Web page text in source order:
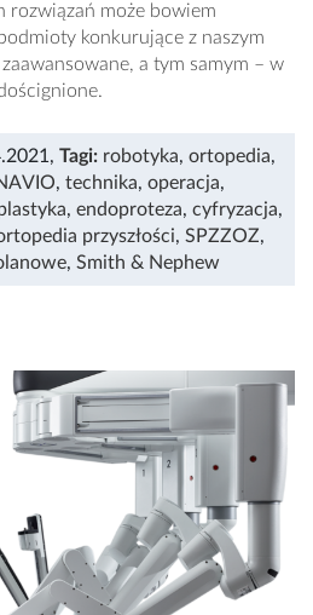
rozwiązań może bowiem
konkurujące z naszym
a tym samym – w
, Tagi: robotyka, ortopedia,
, technika, operacja,
, endoproteza, cyfryzacja,
przyszłości, SPZZOZ,
, Smith & Nephew